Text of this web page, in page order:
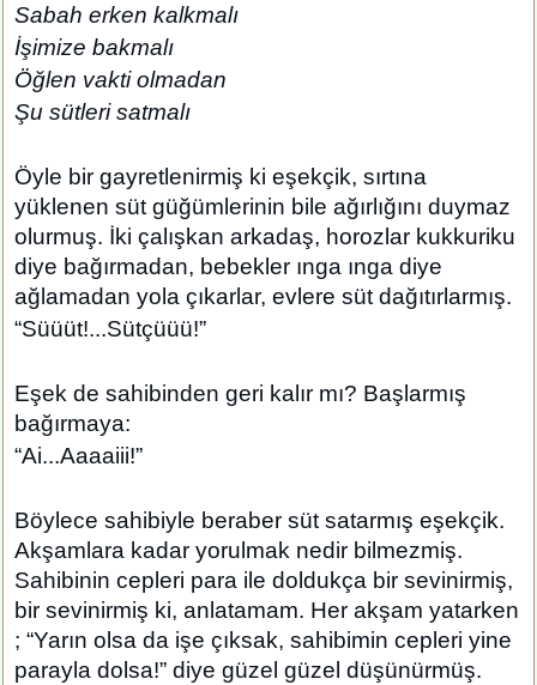
Sabah erken kalkmalı
İşimize bakmalı
Öğlen vakti olmadan
Şu sütleri satmalı
Öyle bir gayretlenirmiş ki eşekçik, sırtına
yüklenen süt güğümlerinin bile ağırlığını duymaz
olurmuş. İki çalışkan arkadaş, horozlar kukkuriku
diye bağırmadan, bebekler ınga ınga diye
ağlamadan yola çıkarlar, evlere süt dağıtırlarmış.
“Süüüt!...Sütçüüü!”
Eşek de sahibinden geri kalır mı? Başlarmış
bağırmaya:
“Ai...Aaaaiii!”
Böylece sahibiyle beraber süt satarmış eşekçik.
Akşamlara kadar yorulmak nedir bilmezmiş.
Sahibinin cepleri para ile doldukça bir sevinirmiş,
bir sevinirmiş ki, anlatamam. Her akşam yatarken
; “Yarın olsa da işe çıksak, sahibimin cepleri yine
parayla dolsa!” diye güzel güzel düşünürmüş.